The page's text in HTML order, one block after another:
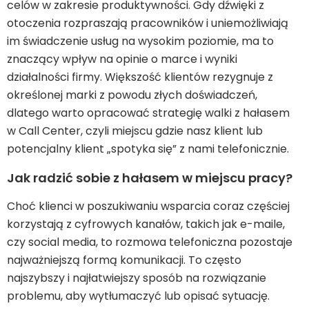
celów w zakresie produktywności. Gdy dźwięki z
otoczenia rozpraszają pracowników i uniemożliwiają
im świadczenie usług na wysokim poziomie, ma to
znaczący wpływ na opinie o marce i wyniki
działalności firmy. Większość klientów rezygnuje z
określonej marki z powodu złych doświadczeń,
dlatego warto opracować strategię walki z hałasem
w Call Center, czyli miejscu gdzie nasz klient lub
potencjalny klient „spotyka się” z nami telefonicznie.
Jak radzić sobie z hałasem w miejscu pracy?
Choć klienci w poszukiwaniu wsparcia coraz częściej
korzystają z cyfrowych kanałów, takich jak e-maile,
czy social media, to rozmowa telefoniczna pozostaje
najważniejszą formą komunikacji. To często
najszybszy i najłatwiejszy sposób na rozwiązanie
problemu, aby wytłumaczyć lub opisać sytuację.